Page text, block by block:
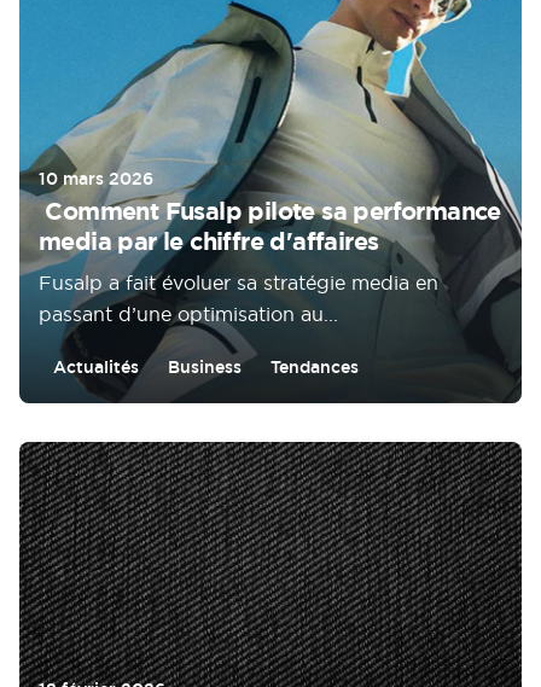
10 mars 2026
Comment Fusalp pilote sa performance
media par le chiffre d'affaires
Fusalp a fait évoluer sa stratégie media en
passant d’une optimisation au...
Actualités Business Tendances